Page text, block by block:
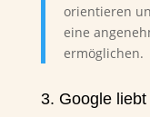
orientieren
eine
ermöglichen.
3. Google